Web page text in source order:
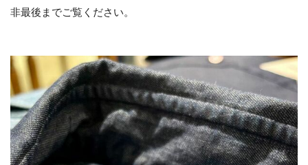
非最後までご覧ください。